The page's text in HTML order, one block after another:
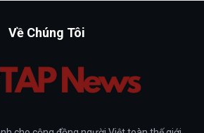
Về Chúng Tôi